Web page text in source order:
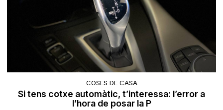
COSES DE CASA
Si tens cotxe automàtic, t’interessa: l’error a
l’hora de posar la P